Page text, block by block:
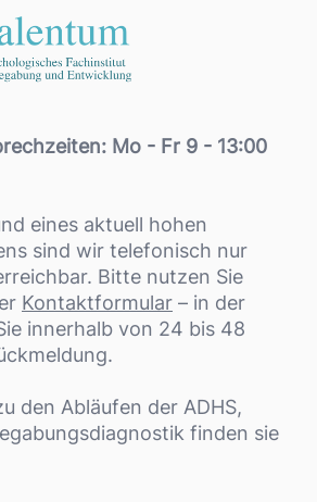
Mo - Fr 9 - 13:00
eines aktuell hohen
sind wir telefonisch nur
Bitte nutzen Sie
Kontaktformular – in der
innerhalb von 24 bis 48
den Abläufen der ADHS,
finden sie